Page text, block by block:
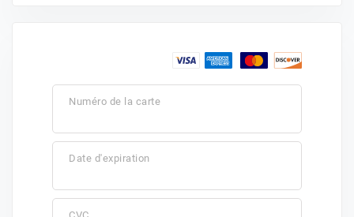
Numéro de la carte
Date d'expiration